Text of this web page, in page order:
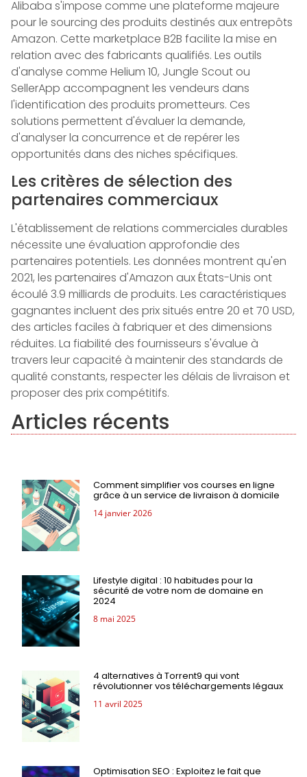
Alibaba s'impose comme une plateforme majeure
pour le sourcing des produits destinés aux entrepôts
Amazon. Cette marketplace B2B facilite la mise en
relation avec des fabricants qualifiés. Les outils
d'analyse comme Helium 10, Jungle Scout ou
SellerApp accompagnent les vendeurs dans
l'identification des produits prometteurs. Ces
solutions permettent d'évaluer la demande,
d'analyser la concurrence et de repérer les
opportunités dans des niches spécifiques.
Les critères de sélection des
partenaires commerciaux
L'établissement de relations commerciales durables
nécessite une évaluation approfondie des
partenaires potentiels. Les données montrent qu'en
2021, les partenaires d'Amazon aux États-Unis ont
écoulé 3.9 milliards de produits. Les caractéristiques
gagnantes incluent des prix situés entre 20 et 70 USD,
des articles faciles à fabriquer et des dimensions
réduites. La fiabilité des fournisseurs s'évalue à
travers leur capacité à maintenir des standards de
qualité constants, respecter les délais de livraison et
proposer des prix compétitifs.
Articles récents
Comment simplifier vos courses en ligne
grâce à un service de livraison à domicile
14 janvier 2026
Lifestyle digital : 10 habitudes pour la
sécurité de votre nom de domaine en
2024
8 mai 2025
4 alternatives à Torrent9 qui vont
révolutionner vos téléchargements légaux
11 avril 2025
Optimisation SEO : Exploitez le fait que